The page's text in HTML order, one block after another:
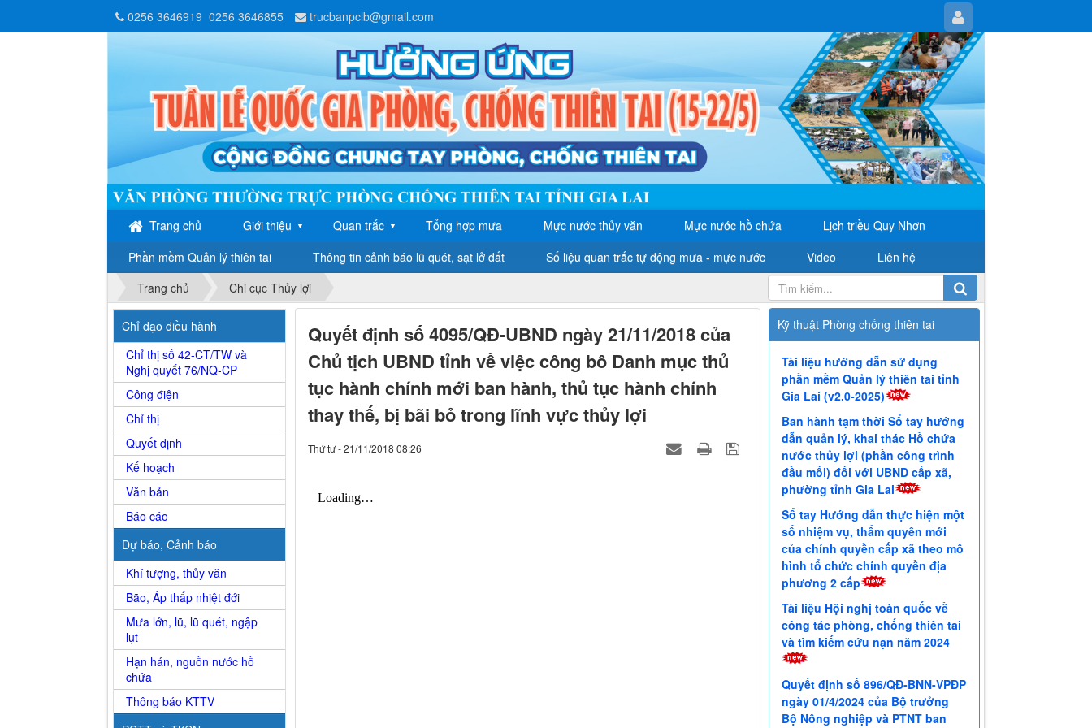
Trang chủ Giới thiệu ▼ Quan trắc ▼ Tổng hợp mưa Mực nước thủy văn Mực nước hồ chứa
Lịch triều Quy Nhơn
Phần mềm Quản lý thiên tai
Thông tin cảnh báo lũ quét, sạt lở đất Số liệu quan trắc tự động mưa - mực nước Video Liên hệ
0256 3646919 0256 3646855 trucbanpclb@gmail.com
Trang chủ Chi cục Thủy lợi
Quyết định số 4095/QĐ-UBND ngày 21/11/2018 của
Chủ tịch UBND tỉnh về việc công bô Danh mục thủ
tục hành chính mới ban hành, thủ tục hành chính
thay thế, bị bãi bỏ trong lĩnh vực thủy lợi
Thứ tư - 21/11/2018 08:26
Kỹ thuật Phòng chống thiên tai
Tài liệu hướng dẫn sử dụng
phần mềm Quản lý thiên tai tỉnh
Gia Lai (v2.0-2025)
Ban hành tạm thời Sổ tay hướng
dẫn quản lý, khai thác Hồ chứa
nước thủy lợi (phần công trình
đầu mối) đối với UBND cấp xã,
phường tỉnh Gia Lai
Sổ tay Hướng dẫn thực hiện một
số nhiệm vụ, thẩm quyền mới
của chính quyền cấp xã theo mô
hình tổ chức chính quyền địa
phương 2 cấp
Tài liệu Hội nghị toàn quốc về
công tác phòng, chống thiên tai
và tìm kiếm cứu nạn năm 2024
Quyết định số 896/QĐ-BNN-VPĐP
ngày 01/4/2024 của Bộ trưởng
Bộ Nông nghiệp và PTNT ban
Chỉ đạo điều hành
Chỉ thị số 42-CT/TW và
Nghị quyết 76/NQ-CP
Công điện
Chỉ thị
Quyết định
Kế hoạch
Văn bản
Báo cáo
Dự báo, Cảnh báo
Khí tượng, thủy văn
Bão, Áp thấp nhiệt đới
Mưa lớn, lũ, lũ quét, ngập
lụt
Hạn hán, nguồn nước hồ
chứa
Thông báo KTTV